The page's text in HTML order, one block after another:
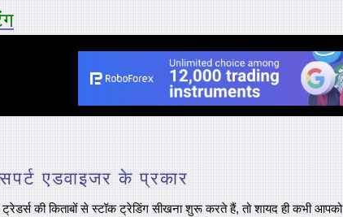
एडवाइजर के प्रकार
की किताबों से स्टॉक ट्रेडिंग सीखना शुरू करते हैं, तो शायद ही कभी आपको